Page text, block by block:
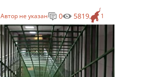
Автор не указан 1
0 5819